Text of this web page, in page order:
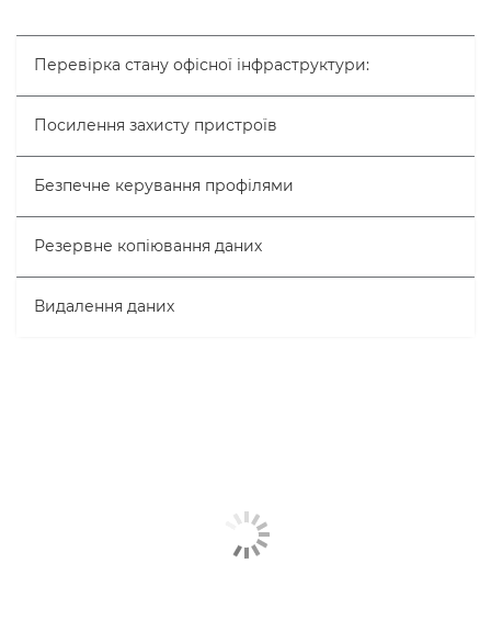
КОНТАКТНІ ДАНІ
Перевірка стану офісної інфраструктури:
Посилення захисту пристроїв
Безпечне керування профілями
Резервне копіювання даних
Видалення даних